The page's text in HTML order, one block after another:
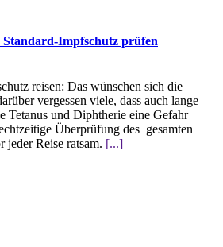
Standard-Impfschutz prüfen
reisen: Das wünschen sich die
vergessen viele, dass auch lange
Tetanus und Diphtherie eine Gefahr
Überprüfung des gesamten
jeder Reise ratsam. [...]